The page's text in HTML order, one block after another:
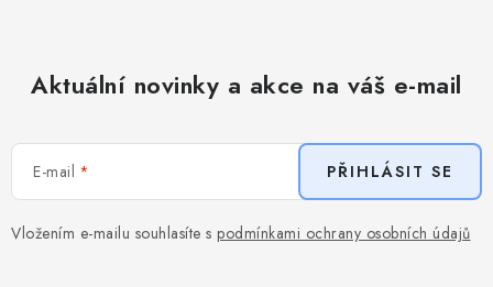
Aktuální novinky a akce na váš e-mail
E-mail
Vložením e-mailu souhlasíte s podmínkami ochrany osobních údajů
PŘIHLÁSIT SE